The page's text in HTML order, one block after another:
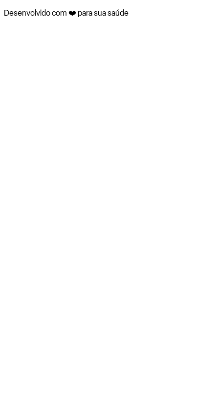
Desenvolvido com ❤️ para sua saúde